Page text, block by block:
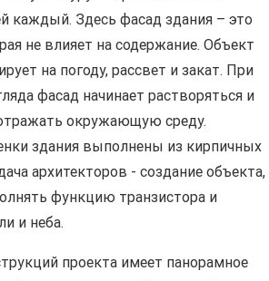
каждый. Здесь фасад здания – это
не влияет на содержание. Объект
на погоду, рассвет и закат. При
фасад начинает растворяться и
окружающую среду.
здания выполнены из кирпичных
архитекторов - создание объекта,
функцию транзистора и
и неба.
проекта имеет панорамное